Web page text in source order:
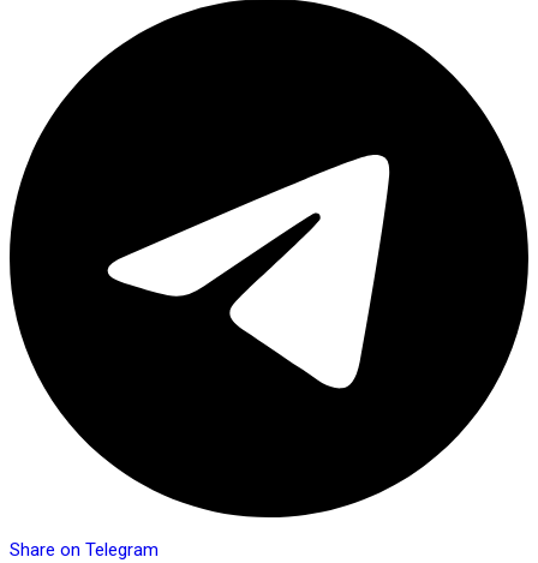
Share on Telegram